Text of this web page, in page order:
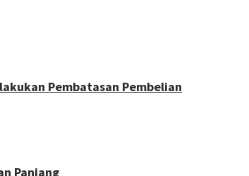
Pembatasan Pembelian
Panjang